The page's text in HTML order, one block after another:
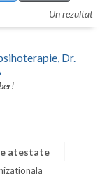
Un rezultat
Dr.
atestate